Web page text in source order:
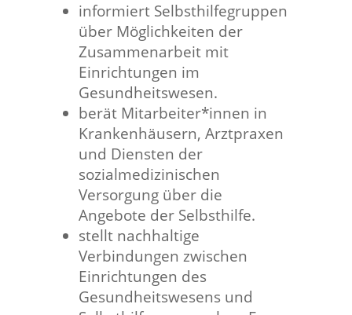
informiert Selbsthilfegruppen
über Möglichkeiten der
Zusammenarbeit mit
Einrichtungen im
Gesundheitswesen.
berät Mitarbeiter*innen in
Krankenhäusern, Arztpraxen
und Diensten der
sozialmedizinischen
Versorgung über die
Angebote der Selbsthilfe.
stellt nachhaltige
Verbindungen zwischen
Einrichtungen des
Gesundheitswesens und